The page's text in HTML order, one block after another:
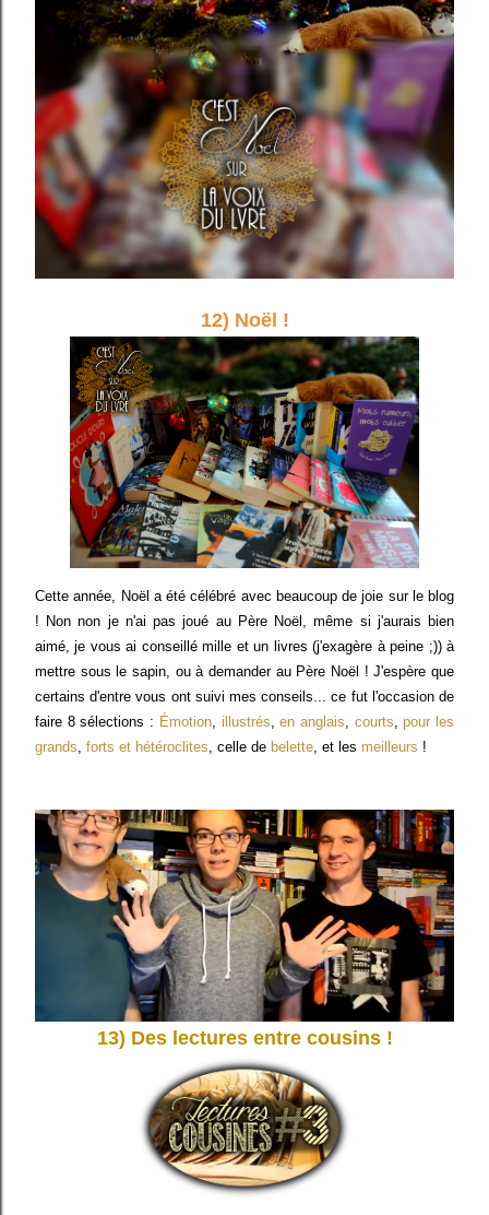
12) Noël !
Cette année, Noël a été célébré avec beaucoup de joie sur le blog
! Non non je n'ai pas joué au Père Noël, même si j'aurais bien
aimé, je vous ai conseillé mille et un livres (j'exagère à peine ;)) à
mettre sous le sapin, ou à demander au Père Noël ! J'espère que
certains d'entre vous ont suivi mes conseils... ce fut l'occasion de
faire 8 sélections : Émotion, illustrés ,en anglais courts ,pour les
grands forts et hétéroclites , celle de belette , et les meilleurs !
13) Des lectures entre cousins !